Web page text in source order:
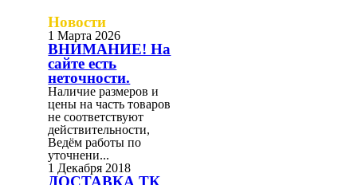
Новости
1 Марта 2026
ВНИМАНИЕ! На
сайте есть
неточности.
Наличие размеров и
цены на часть товаров
не соответствуют
действительности,
Ведём работы по
уточнени...
1 Декабря 2018
ДОСТАВКА ТК